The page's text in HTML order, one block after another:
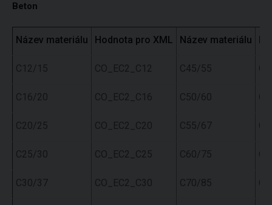
Beton
Název materiálu Hodnota pro XML Název materiálu
C12/15 CO_EC2_C12 C45/55
C16/20 CO_EC2_C16 C50/60
C20/25 CO_EC2_C20 C55/67
C25/30 CO_EC2_C25 C60/75
C30/37 CO_EC2_C30 C70/85